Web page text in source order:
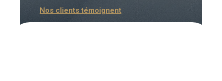
Nos clients témoignent